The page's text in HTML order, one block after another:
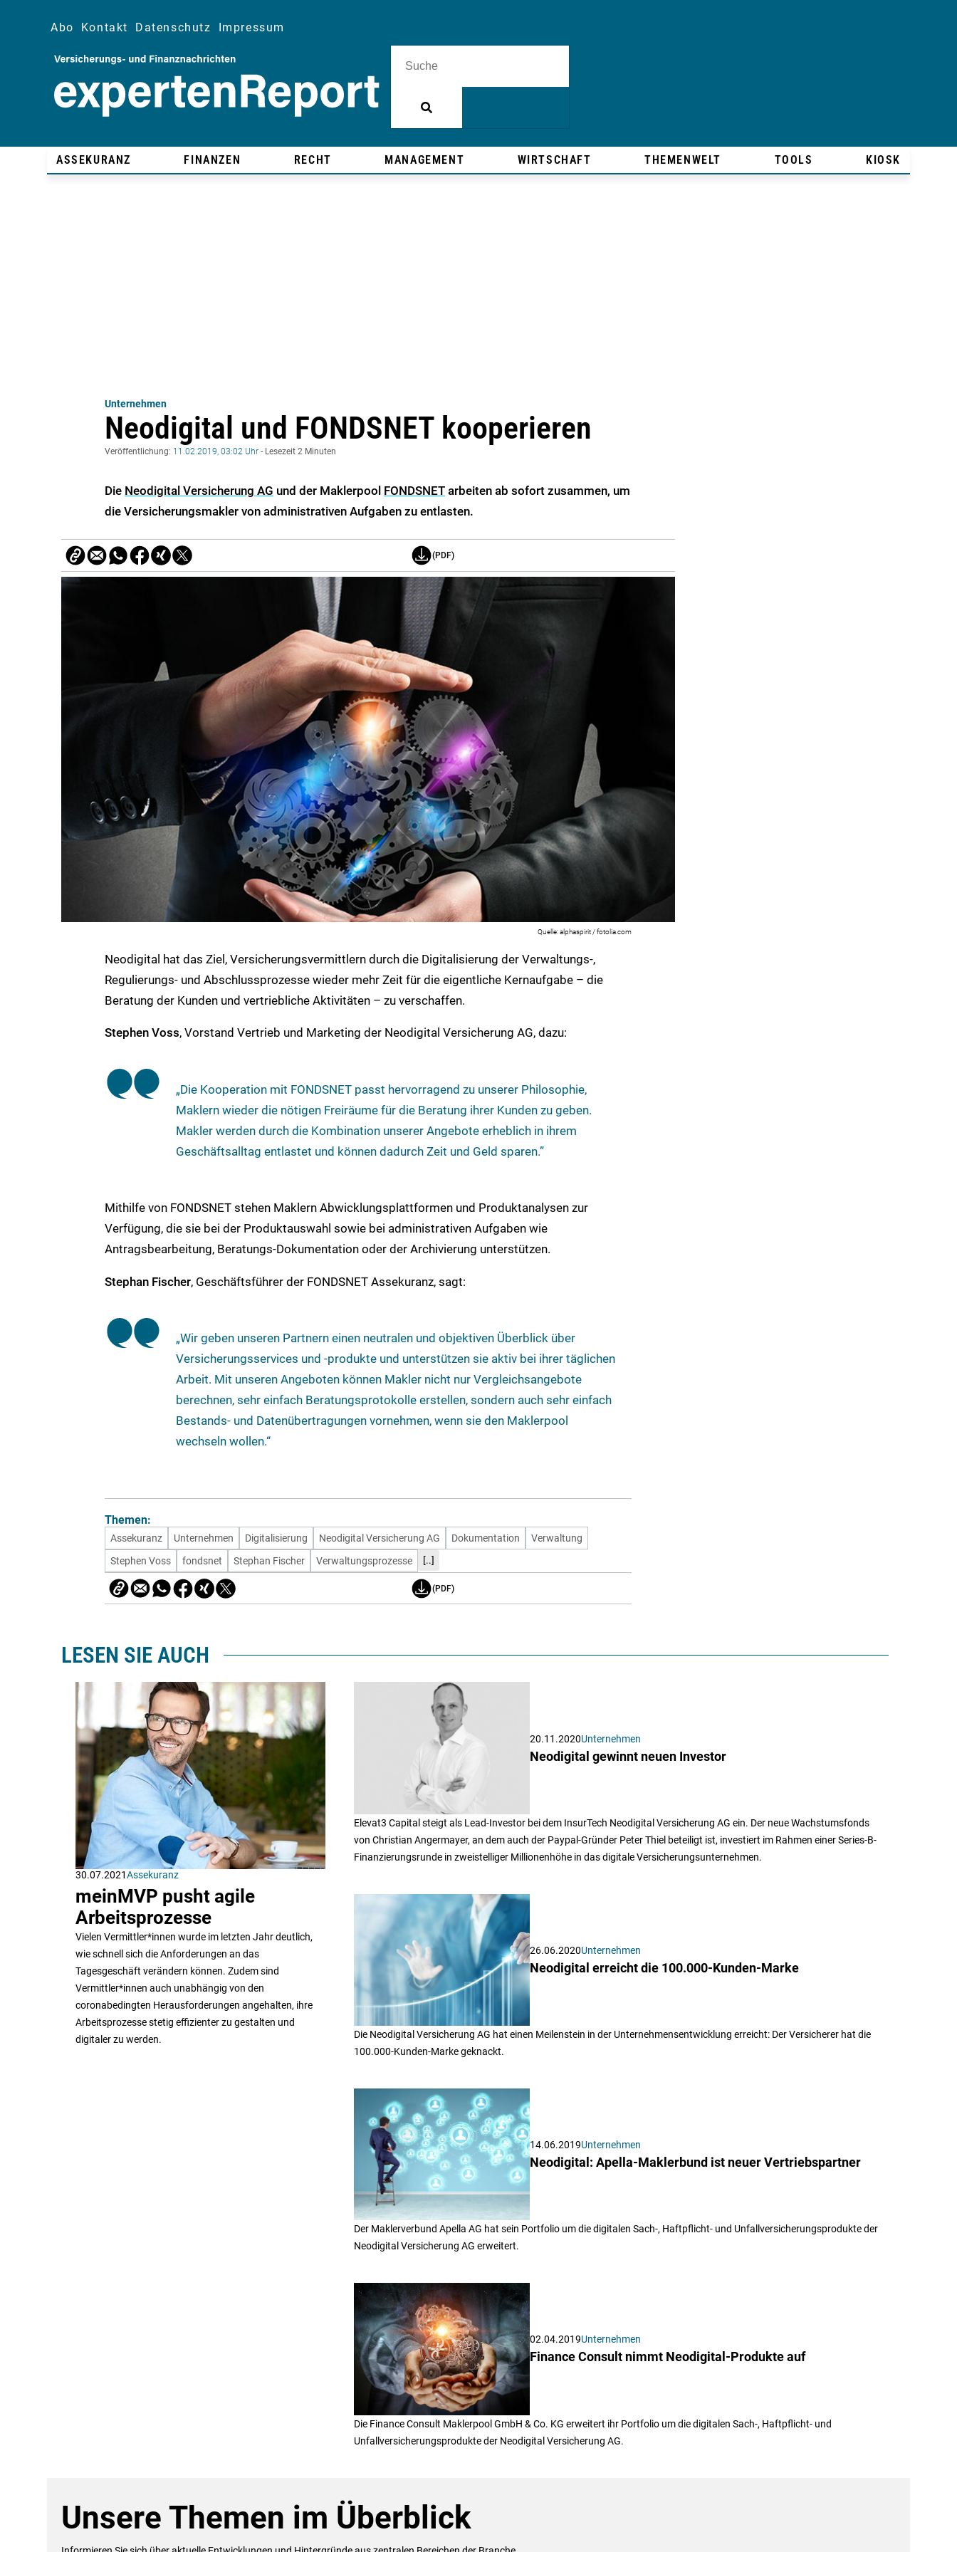
Abo Kontakt Datenschutz Impressum
ASSEKURANZ FINANZEN RECHT MANAGEMENT WIRTSCHAFT THEMENWELT TOOLS KIOSK
Unternehmen
Neodigital und FONDSNET kooperieren
Veröffentlichung: 11.02.2019, 03:02 Uhr - Lesezeit 2 Minuten
Die Neodigital Versicherung AG und der Maklerpool FONDSNET arbeiten ab sofort zusammen, um
die Versicherungsmakler von administrativen Aufgaben zu entlasten.
(PDF)
alphaspirit / fotolia.com
Neodigital hat das Ziel, Versicherungsvermittlern durch die Digitalisierung der Verwaltungs-,
Regulierungs- und Abschlussprozesse wieder mehr Zeit für die eigentliche Kernaufgabe – die
Beratung der Kunden und vertriebliche Aktivitäten – zu verschaffen.
Stephen Voss, Vorstand Vertrieb und Marketing der Neodigital Versicherung AG, dazu:
„Die Kooperation mit FONDSNET passt hervorragend zu unserer Philosophie,
Maklern wieder die nötigen Freiräume für die Beratung ihrer Kunden zu geben.
Makler werden durch die Kombination unserer Angebote erheblich in ihrem
Geschäftsalltag entlastet und können dadurch Zeit und Geld sparen.”
Mithilfe von FONDSNET stehen Maklern Abwicklungsplattformen und Produktanalysen zur
Verfügung, die sie bei der Produktauswahl sowie bei administrativen Aufgaben wie
Antragsbearbeitung, Beratungs-Dokumentation oder der Archivierung unterstützen.
Stephan Fischer, Geschäftsführer der FONDSNET Assekuranz, sagt:
„Wir geben unseren Partnern einen neutralen und objektiven Überblick über
Versicherungsservices und -produkte und unterstützen sie aktiv bei ihrer täglichen
Arbeit. Mit unseren Angeboten können Makler nicht nur Vergleichsangebote
berechnen, sehr einfach Beratungsprotokolle erstellen, sondern auch sehr einfach
Bestands- und Datenübertragungen vornehmen, wenn sie den Maklerpool
wechseln wollen.“
Themen:
Assekuranz Unternehmen Digitalisierung Neodigital Versicherung AG Dokumentation
Verwaltung
Stephen Voss
fondsnet Stephan Fischer Verwaltungsprozesse [..]
(PDF)
LESEN SIE AUCH
30.07.2021Assekuranz
meinMVP pusht agile
Arbeitsprozesse
Vielen Vermittler*innen wurde im letzten Jahr deutlich,
wie schnell sich die Anforderungen an das
Tagesgeschäft verändern können. Zudem sind
Vermittler*innen auch unabhängig von den
coronabedingten Herausforderungen angehalten, ihre
Arbeitsprozesse stetig effizienter zu gestalten und
digitaler zu werden.
20.11.2020Unternehmen
Neodigital gewinnt neuen Investor
Elevat3 Capital steigt als Lead-Investor bei dem InsurTech Neodigital Versicherung AG ein. Der neue Wachstumsfonds
von Christian Angermayer, an dem auch der Paypal-Gründer Peter Thiel beteiligt ist, investiert im Rahmen einer Series-B-
Finanzierungsrunde in zweistelliger Millionenhöhe in das digitale Versicherungsunternehmen.
26.06.2020Unternehmen
Neodigital erreicht die 100.000-Kunden-Marke
Die Neodigital Versicherung AG hat einen Meilenstein in der Unternehmensentwicklung erreicht: Der Versicherer hat die
100.000-Kunden-Marke geknackt.
14.06.2019Unternehmen
Neodigital: Apella-Maklerbund ist neuer Vertriebspartner
Der Maklerverbund Apella AG hat sein Portfolio um die digitalen Sach-, Haftpflicht- und Unfallversicherungsprodukte der
Neodigital Versicherung AG erweitert.
02.04.2019Unternehmen
Finance Consult nimmt Neodigital-Produkte auf
Die Finance Consult Maklerpool GmbH & Co. KG erweitert ihr Portfolio um die digitalen Sach-, Haftpflicht- und
Unfallversicherungsprodukte der Neodigital Versicherung AG.
Unsere Themen im Überblick